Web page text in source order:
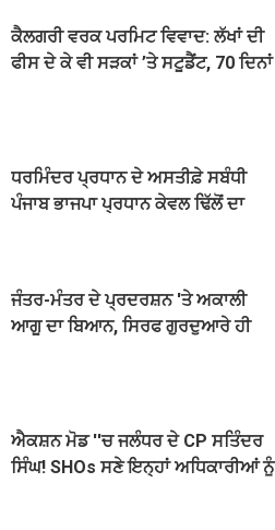
ਕੈਲਗਰੀ ਵਰਕ ਪਰਮਿਟ ਵਿਵਾਦ: ਲੱਖਾਂ ਦੀ
ਫੀਸ ਦੇ ਕੇ ਵੀ ਸੜਕਾਂ ’ਤੇ ਸਟੂਡੈਂਟ, 70 ਦਿਨਾਂ
ਧਰਮਿੰਦਰ ਪ੍ਰਧਾਨ ਦੇ ਅਸਤੀਫ਼ੇ ਸਬੰਧੀ
ਪੰਜਾਬ ਭਾਜਪਾ ਪ੍ਰਧਾਨ ਕੇਵਲ ਢਿੱਲੋਂ ਦਾ
ਜੰਤਰ-ਮੰਤਰ ਦੇ ਪ੍ਰਦਰਸ਼ਨ 'ਤੇ ਅਕਾਲੀ
ਆਗੂ ਦਾ ਬਿਆਨ, ਸਿਰਫ ਗੁਰਦੁਆਰੇ ਹੀ
ਐਕਸ਼ਨ ਮੋਡ ''ਚ ਜਲੰਧਰ ਦੇ CP ਸਤਿੰਦਰ
ਸਿੰਘ! SHOs ਸਣੇ ਇਨ੍ਹਾਂ ਅਧਿਕਾਰੀਆਂ ਨੂੰ